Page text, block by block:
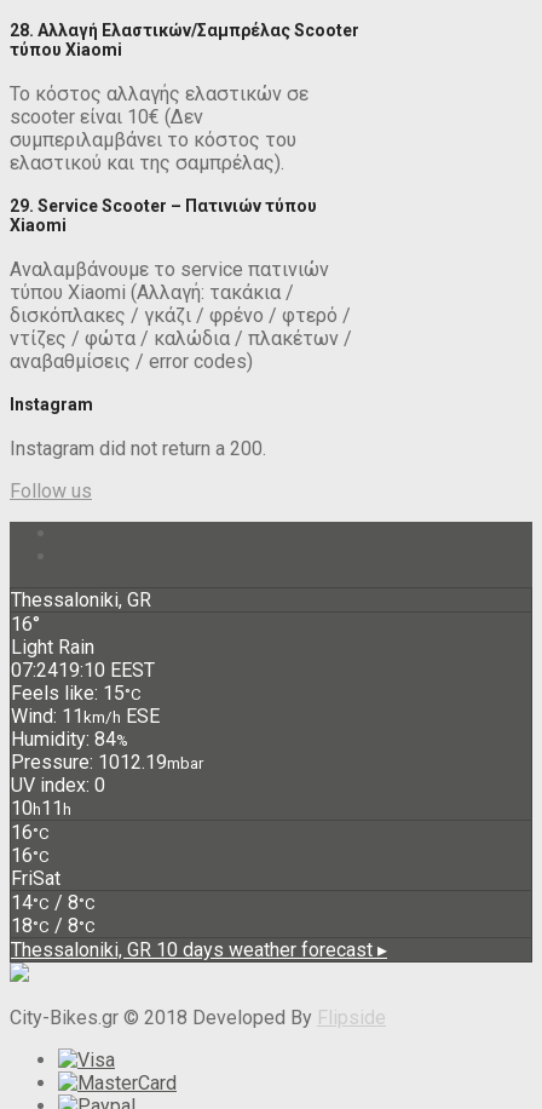
28. Αλλαγή Ελαστικών/Σαμπρέλας Scooter
τύπου Xiaomi
Το κόστος αλλαγής ελαστικών σε
scooter είναι 10€ (Δεν
συμπεριλαμβάνει το κόστος του
ελαστικού και της σαμπρέλας).
29. Service Scooter – Πατινιών τύπου
Xiaomi
Αναλαμβάνουμε το service πατινιών
τύπου Xiaomi (Αλλαγή: τακάκια /
δισκόπλακες / γκάζι / φρένο / φτερό /
ντίζες / φώτα / καλώδια / πλακέτων /
αναβαθμίσεις / error codes)
Instagram
Instagram did not return a 200.
Follow us
Thessaloniki, GR
16°
Light Rain
07:2419:10 EEST
Feels like: 15°C
Wind: 11 km/h ESE
Humidity: 84%
Pressure: 1012.19mbar
UV index: 0
10 h11 h
16°C
16°C
FriSat
14°C / 8°C
18°C / 8°C
Thessaloniki, GR 10 days weather forecast ▸
City-Bikes.gr © 2018 Developed By Flipside